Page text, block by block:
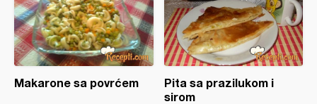
Makarone sa povrćem
Pita sa prazilukom i
sirom